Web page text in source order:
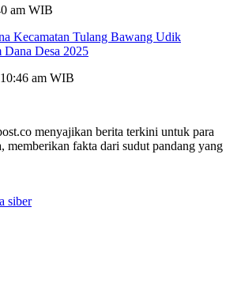
am WIB
Kecamatan Tulang Bawang Udik
Dana Desa 2025
am WIB
menyajikan berita terkini untuk para
memberikan fakta dari sudut pandang yang
siber